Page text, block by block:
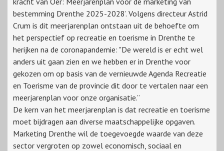
bestemming Drenthe 2025-2028’. Volgens directeur Astrid
Crum is dit meerjarenplan ontstaan uit de behoefte om
het perspectief op recreatie en toerisme in Drenthe te
herijken na de coronapandemie: "De wereld is er echt wel
anders uit gaan zien en we hebben er in Drenthe voor
gekozen om op basis van de vernieuwde Agenda Recreatie
en Toerisme van de provincie dit door te vertalen naar een
meerjarenplan voor onze organisatie.”
De kern van het meerjarenplan is dat recreatie en toerisme
moet bijdragen aan diverse maatschappelijke opgaven.
Marketing Drenthe wil de toegevoegde waarde van deze
sector vergroten op zowel economisch, sociaal en